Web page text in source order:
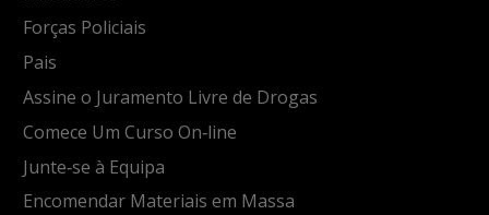
Forças Policiais
Pais
Assine o Juramento Livre de Drogas
Comece Um Curso On‑line
Junte‑se à Equipa
Encomendar Materiais em Massa